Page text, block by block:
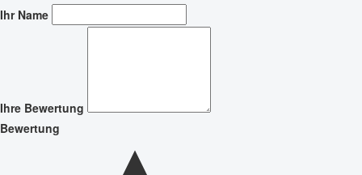
Ihr Name
Ihre Bewertung
Bewertung